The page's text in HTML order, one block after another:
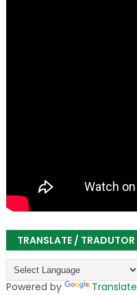
TRANSLATE / TRADUTOR
Powered by Translate